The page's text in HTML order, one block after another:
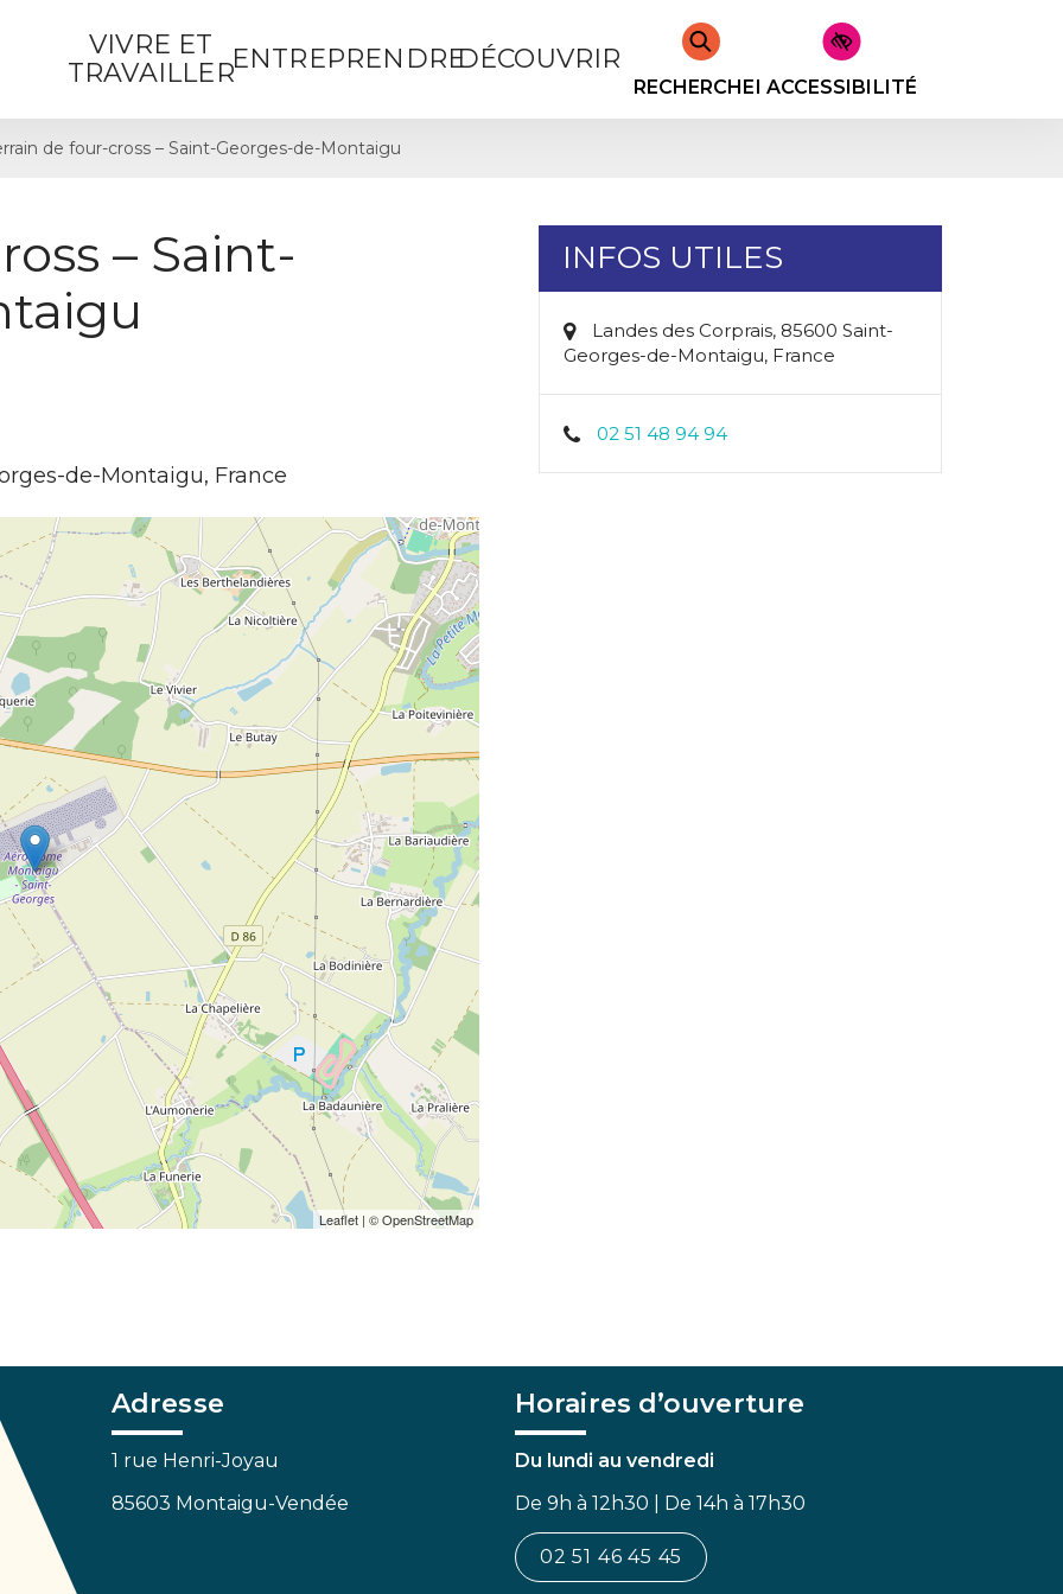
VIVRE ET
TRAVAILLERENTREPRENDREDÉCOUVRIR
RECHERCHERACCESSIBILITÉ
de four-cross – Saint-Georges-de-Montaigu
– Saint-
de-Montaigu, France
Leaflet | ©OpenStreetMap
INFOS UTILES
Landes des Corprais, 85600 Saint-
Georges-de-Montaigu, France
02 51 48 94 94
Adresse
1 rue Henri-Joyau
85603 Montaigu-Vendée
Horaires d’ouverture
Du lundi au vendredi
De 9h à 12h30 | De 14h à 17h30
02 51 46 45 45